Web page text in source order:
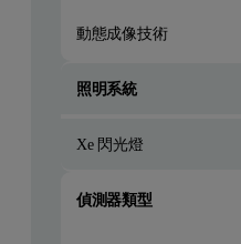
動態成像技術
照明系統
Xe 閃光燈
偵測器類型